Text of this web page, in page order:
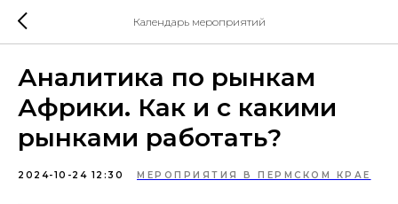
Календарь мероприятий
Аналитика по рынкам
Африки. Как и с какими
рынками работать?
2024-10-24 12:30 МЕРОПРИЯТИЯ В ПЕРМСКОМ КРАЕ